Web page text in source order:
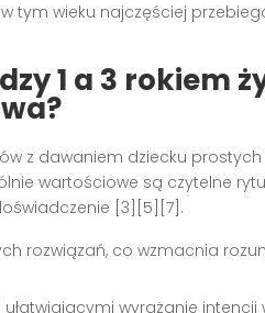
tym wieku najczęściej
1 a 3 rokiem
z dawaniem dziecku
wartościowe są czytelne
[3][5][7].
rozwiązań, co wzmacnia
wyrażanie intencji